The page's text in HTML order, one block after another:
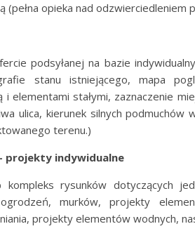
(pełna opieka nad odzwierciedleniem
podsyłanej na bazie
stanu istniejącego, mapa
i elementami stałymi, zaznaczenie
ulica, kierunek silnych
terenu.)
projekty indywidualne
kompleks rysunków dotyczących
murków, projekty
projekty elementów wodnych,